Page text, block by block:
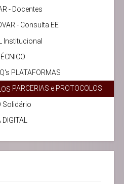
- Docentes
- Consulta EE
Institucional
PLATAFORMAS
PARCERIAS e PROTOCOLOS
Solidário